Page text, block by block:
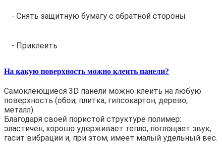
- Снять защитную бумагу с обратной стороны
- Приклеить
На какую поверхность можно клеить панели?
Самоклеющиеся 3D панели можно клеить на любую
поверхность (обои, плитка, гипсокартон, дерево,
металл).
Благодаря своей пористой структуре полимер:
эластичен, хорошо удерживает тепло, поглощает звук,
гасит вибрации и, при этом, имеет малый удельный вес.